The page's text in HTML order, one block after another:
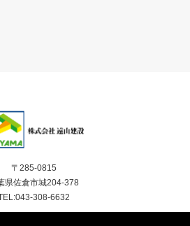
〒285-0815
県佐倉市城204-378
308-6632